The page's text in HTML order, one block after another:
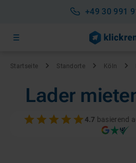
+49 30 991
Startseite Standorte Köln
Lader
4.7 basierend